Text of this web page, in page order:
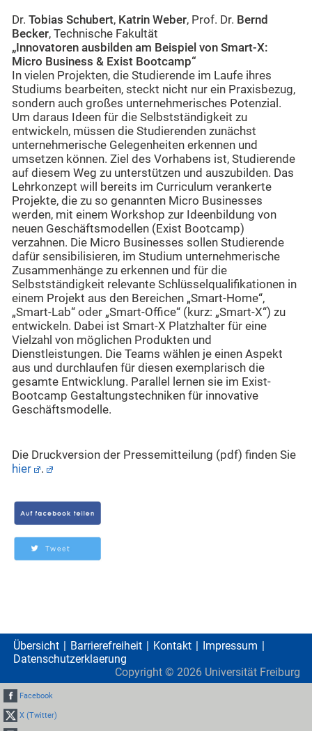
Dr. Tobias Schubert, Katrin Weber, Prof. Dr. Bernd
Becker, Technische Fakultät
„Innovatoren ausbilden am Beispiel von Smart-X:
Micro Business & Exist Bootcamp“
In vielen Projekten, die Studierende im Laufe ihres
Studiums bearbeiten, steckt nicht nur ein Praxisbezug,
sondern auch großes unternehmerisches Potenzial.
Um daraus Ideen für die Selbstständigkeit zu
entwickeln, müssen die Studierenden zunächst
unternehmerische Gelegenheiten erkennen und
umsetzen können. Ziel des Vorhabens ist, Studierende
auf diesem Weg zu unterstützen und auszubilden. Das
Lehrkonzept will bereits im Curriculum verankerte
Projekte, die zu so genannten Micro Businesses
werden, mit einem Workshop zur Ideenbildung von
neuen Geschäftsmodellen (Exist Bootcamp)
verzahnen. Die Micro Businesses sollen Studierende
dafür sensibilisieren, im Studium unternehmerische
Zusammenhänge zu erkennen und für die
Selbstständigkeit relevante Schlüsselqualifikationen in
einem Projekt aus den Bereichen „Smart-Home“,
„Smart-Lab“ oder „Smart-Office“ (kurz: „Smart-X“) zu
entwickeln. Dabei ist Smart-X Platzhalter für eine
Vielzahl von möglichen Produkten und
Dienstleistungen. Die Teams wählen je einen Aspekt
aus und durchlaufen für diesen exemplarisch die
gesamte Entwicklung. Parallel lernen sie im Exist-
Bootcamp Gestaltungstechniken für innovative
Geschäftsmodelle.
Die Druckversion der Pressemitteilung (pdf) finden Sie
hier
.
Übersicht Barrierefreiheit Kontakt
Impressum
Datenschutzerklaerung
Copyright © 2026 Universität Freiburg
Facebook
X (Twitter)